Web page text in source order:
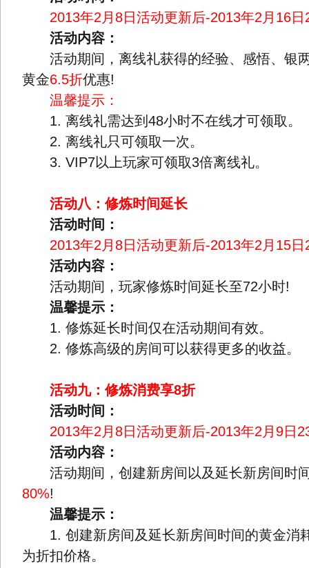
2013年2月8日活动更新后-2013年2月16日
活动内容：
活动期间，离线礼获得的经验、感悟、银
黄金6.5折优惠!
温馨提示：
1. 离线礼需达到48小时不在线才可领取。
2. 离线礼只可领取一次。
3. VIP7以上玩家可领取3倍离线礼。
活动八：修炼时间延长
活动时间：
2013年2月8日活动更新后-2013年2月15日
活动内容：
活动期间，玩家修炼时间延长至72小时!
温馨提示：
1. 修炼延长时间仅在活动期间有效。
2. 修炼高级的房间可以获得更多的收益。
活动九：修炼消费享8折
活动时间：
2013年2月8日活动更新后-2013年2月9日
活动内容：
活动期间，创建新房间以及延长新房间时
80%!
温馨提示：
1. 创建新房间及延长新房间时间的黄金消
为折扣价格。